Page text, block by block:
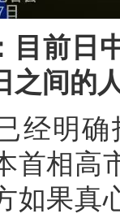
目前日
之间的
经明
首相高
如果真